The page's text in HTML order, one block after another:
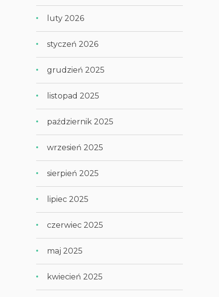
luty 2026
styczeń 2026
grudzień 2025
listopad 2025
październik 2025
wrzesień 2025
sierpień 2025
lipiec 2025
czerwiec 2025
maj 2025
kwiecień 2025